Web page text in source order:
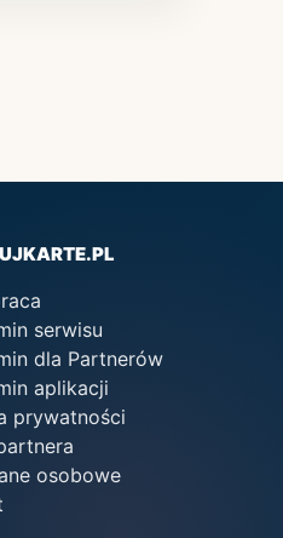
serwisu
dla Partnerów
aplikacji
prywatności
osobowe